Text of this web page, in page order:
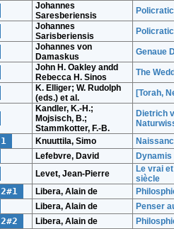
Johannes
Saresberiensis
Johannes
Sarisberiensis
Johannes von
Damaskus
Genaue
John H. Oakley andd
Rebecca H. Sinos
The
K. Elliger; W. Rudolph
(eds.) et al.
[Torah,
Kandler, K.-H.;
Mojsisch, B.;
Stammkotter, F.-B.
Dietrich
Knuuttila, Simo
Lefebvre, David
Levet, Jean-Pierre
Le vrai
siècle
Libera, Alain de
Libera, Alain de Penser
Libera, Alain de